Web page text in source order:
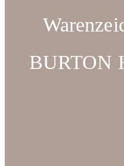
BURTON